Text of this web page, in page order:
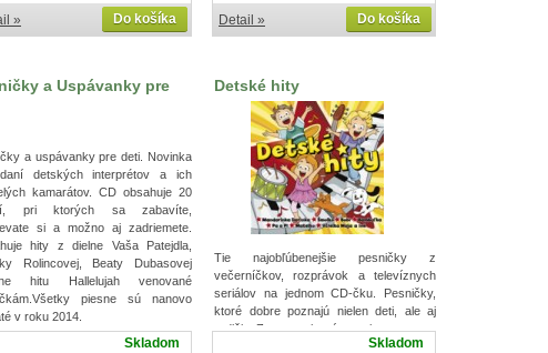
Do košíka
» Do košíka
Detail »
a Uspávanky pre
a uspávanky pre deti. Novinka
detských interprétov a ich
kamarátov. CD obsahuje 20
pri ktorých sa zabavíte,
si a možno aj zadriemete.
hity z dielne Vaša Patejdla,
Rolincovej, Beaty Dubasovej
hitu Hallelujah venované
piesne sú nanovo
v roku 2014.
Skladom
Detské hity
Tie najobľúbenejšie pesničky z
večerníčkov, rozprávok a televíznych
seriálov na jednom CD-čku. Pesničky,
ktoré dobre poznajú nielen deti, ale aj
rodičia. Zoznam piesní v popise tovaru.
Skladom